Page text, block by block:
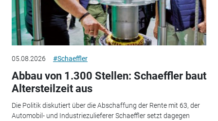
05.08.2026 #Schaeffler
Abbau von 1.300 Stellen: Schaeffler baut
Altersteilzeit aus
Die Politik diskutiert über die Abschaffung der Rente mit 63, der
Automobil- und Industriezulieferer Schaeffler setzt dagegen